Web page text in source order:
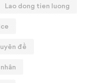
Lao dong tien luong
đề